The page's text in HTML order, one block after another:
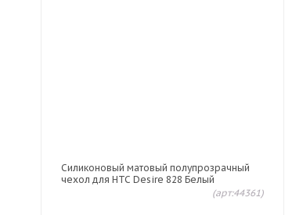
Силиконовый матовый полупрозрачный
чехол для HTC Desire 828 Белый
(арт:44361)